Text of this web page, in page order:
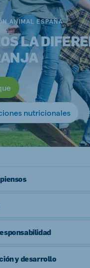
ANIMAL ESPAÑA
LA
nutricionales
y desarrollo